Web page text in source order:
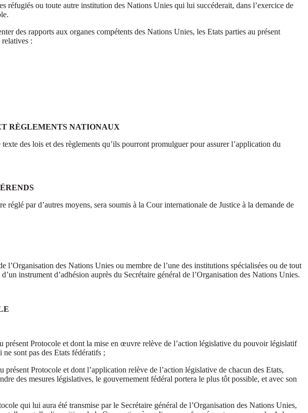
réfugiés ou toute autre institution des Nations Unies qui lui succéderait, dans l’exercice de
des rapports aux organes compétents des Nations Unies, les Etats parties au présent
:
RÈGLEMENTS NATIONAUX
des lois et des règlements qu’ils pourront promulguer pour assurer l’application du
par d’autres moyens, sera soumis à la Cour internationale de Justice à la demande de
des Nations Unies ou membre de l’une des institutions spécialisées ou de tout
instrument d’adhésion auprès du Secrétaire général de l’Organisation des Nations Unies.
Protocole et dont la mise en œuvre relève de l’action législative du pouvoir législatif
sont pas des Etats fédératifs ;
Protocole et dont l’application relève de l’action législative de chacun des Etats,
des mesures législatives, le gouvernement fédéral portera le plus tôt possible, et avec son
qui lui aura été transmise par le Secrétaire général de l’Organisation des Nations Unies,